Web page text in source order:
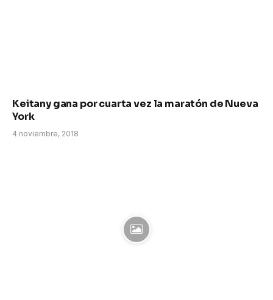
Keitany gana por cuarta vez la maratón de Nueva
York
4 noviembre, 2018